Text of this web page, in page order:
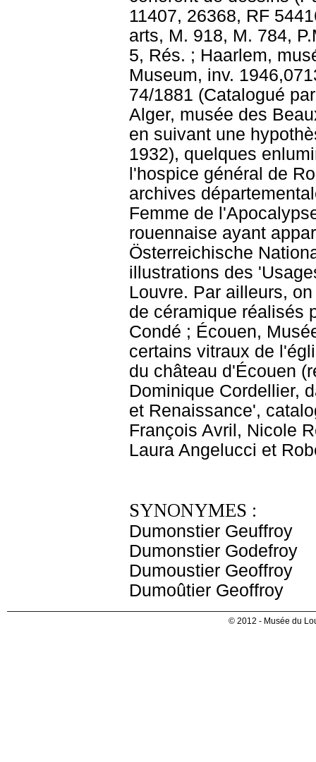
11407, 26368, RF
arts, M. 918, M. 784,
5, Rés. ; Haarlem,
Museum, inv.
74/1881 (Catalogué
Alger, musée des
en suivant une
1932), quelques
l'hospice général de
archives
Femme de
rouennaise ayant
Österreichische
illustrations des
Louvre. Par ailleurs,
de céramique réalisés
Condé ; Écouen,
certains vitraux de
du château d'Écouen
Dominique Cordellier,
et Renaissance',
François Avril, Nicole
Laura Angelucci et
SYNONYMES :
Dumonstier Geuffroy
Dumonstier Godefroy
Dumoustier Geoffroy
Dumoûtier Geoffroy
© 2012 - Musée du